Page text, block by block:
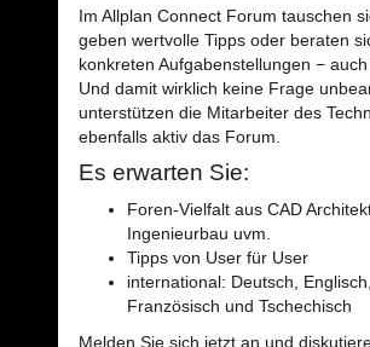
Im Allplan Connect Forum tauschen
geben wertvolle Tipps oder beraten
konkreten Aufgabenstellungen −
Und damit wirklich keine Frage
unterstützen die Mitarbeiter des
ebenfalls aktiv das Forum.
Es erwarten Sie:
Foren-Vielfalt aus CAD
Ingenieurbau uvm.
Tipps von User für User
international: Deutsch,
Französisch und Tschechisch
Melden Sie sich jetzt an und